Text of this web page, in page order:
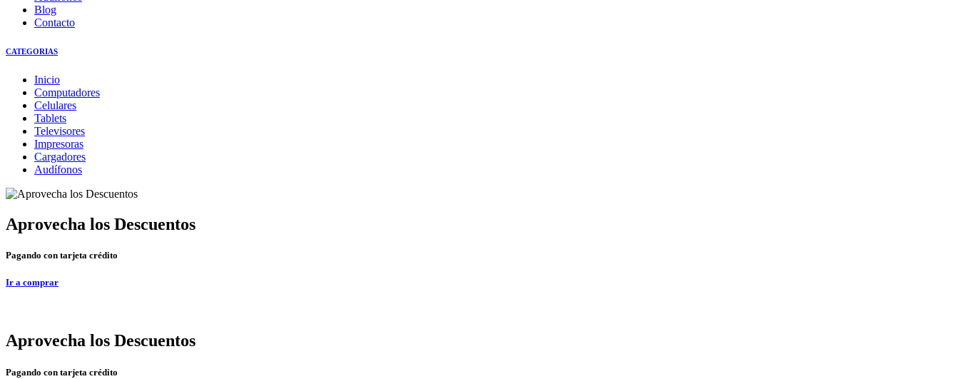
Blog
Contacto
CATEGORIAS
Inicio
Computadores
Celulares
Tablets
Televisores
Impresoras
Cargadores
Audífonos
Aprovecha los Descuentos
Pagando con tarjeta crédito
Ir a comprar
Aprovecha los Descuentos
Pagando con tarjeta crédito